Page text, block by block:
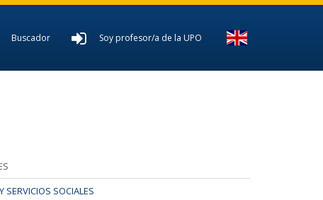
Buscador Soy profesor/a de la UPO
SERVICIOS SOCIALES